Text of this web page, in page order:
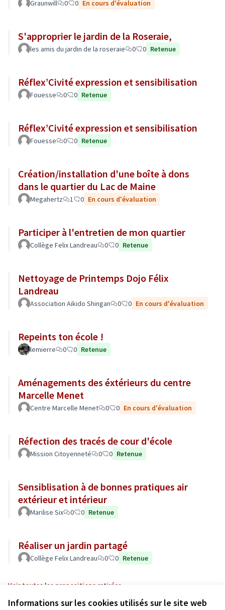
Informations sur les cookies utilisés sur le site web
Graunwill 0 0 En cours d'évaluation
S'approprier le jardin de la Roseraie,
les amis du jardin de la roseraie 0 0 Retenue
Réflex’Civité expression et sensibilisation
Fouesse 0 0 Retenue
Réflex’Civité expression et sensibilisation
Fouesse 0 0 Retenue
Création/installation d'une boîte à dons
dans le quartier du Lac de Maine
Megahertz 1 0 En cours d'évaluation
Participer à l'entretien de mon quartier
Collège Felix Landreau 0 0 Retenue
Nettoyage de Printemps Dojo Félix
Landreau
Association Aikido Shingan 0 0 En cours d'évaluation
Repeints ton école !
lemierre 0 0 Retenue
Aménagements des éxtérieurs du centre
Marcelle Menet
Centre Marcelle Menet 0 0 En cours d'évaluation
Réfection des tracés de cour d'école
Mission Citoyenneté 0 0 Retenue
Sensiblisation à de bonnes pratiques air
extérieur et intérieur
Marilise Six 0 0 Retenue
Réaliser un jardin partagé
Collège Felix Landreau 0 0 Retenue
Voir toutes les propositions retirées